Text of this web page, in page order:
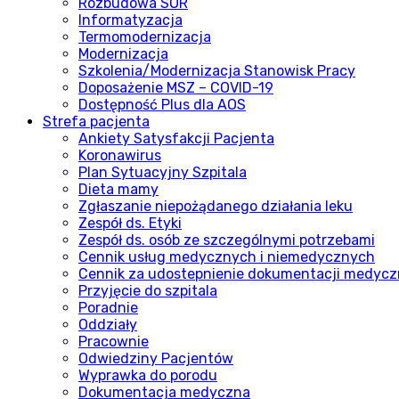
Informatyzacja
Termomodernizacja
Modernizacja
Szkolenia/Modernizacja Stanowisk Pracy
Doposażenie MSZ – COVID-19
Dostępność Plus dla AOS
Strefa pacjenta
Ankiety Satysfakcji Pacjenta
Koronawirus
Plan Sytuacyjny Szpitala
Dieta mamy
Zgłaszanie niepożądanego działania leku
Zespół ds. Etyki
Zespół ds. osób ze szczególnymi potrzebami
Cennik usług medycznych i niemedycznych
Cennik za udostepnienie dokumentacji
Przyjęcie do szpitala
Poradnie
Oddziały
Pracownie
Odwiedziny Pacjentów
Wyprawka do porodu
Dokumentacja medyczna